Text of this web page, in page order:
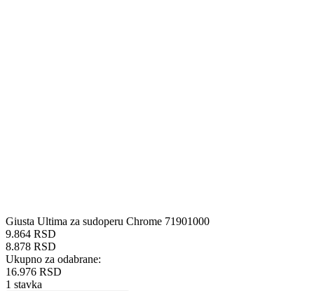
Giusta Ultima za sudoperu Chrome 71901000
9.864 RSD
8.878 RSD
Ukupno za odabrane:
16.976 RSD
1 stavka